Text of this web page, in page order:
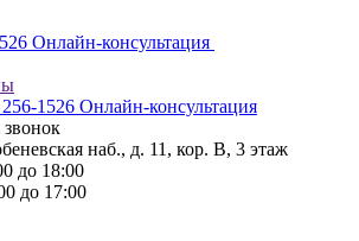
Онлайн-консультация
1526 Онлайн-консультация
звонок
наб., д. 11, кор. В, 3 этаж
до 18:00
до 17:00